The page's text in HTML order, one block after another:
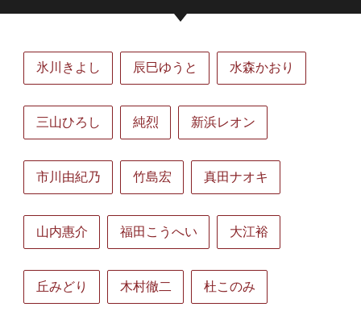
氷川きよし 辰巳ゆうと 水森かおり
三山ひろし 純烈 新浜レオン
市川由紀乃 竹島宏 真田ナオキ
山内惠介 福田こうへい 大江裕
丘みどり 木村徹二 杜このみ